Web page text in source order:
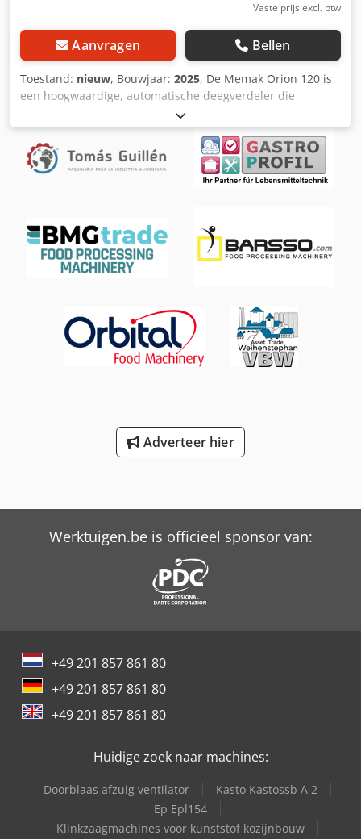
Vaste prijs excl. btw
Aanvragen Bellen
Toestand: nieuw, Bouwjaar: 2025, De Memak Orion 120 is
een hoogwaardige, automatische deegverdeler die
speciaal is ontworpen voor bakkerijen die snelheid,
precisie en betrouwbaarheid eisen in hun dagelijkse
productie. Deze machine zorgt voor een gelijkmatige en
nauwkeurige verdeling van het deeg binnen een bereik
van 100 tot 1000 gram, met een capaciteit tot 2.700 stuks
het gebruik, vermindert menselijke fouten aanzienlijk en
versnelt het proces van deegbereiding. Hij is ideaal voor
iedereen die hun bakkerijproductie wil optimaliseren. ✅
trechter van roestvrij staal - Smeersysteem voor het
elektrische circuit - Deegtransportband met instelbare
hoogte - Meelstrooier Optionele uitrusting: - Trechter met
tefloncoating Bereik deeggewicht: 100 g – 1 kg Geschikt
fasig Machinegewicht: 600 kg Afmetingen (BxDxH): 73 × 170
Adverteer hier
Werktuigen.be is officieel sponsor van:
+49 201 857 861 80
+49 201 857 861 80
+49 201 857 861 80
Huidige zoek naar machines:
Doorblaas afzuig ventilator
Kasto Kastossb A 2
Ep Epl154
Klinkzaagmachines voor kunststof kozijnbouw